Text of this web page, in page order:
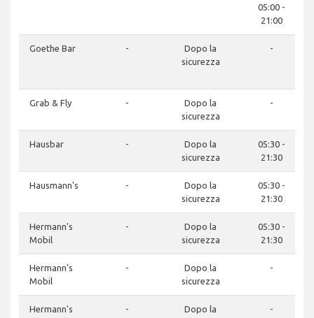
05:00 -
21:00
Goethe Bar -
Dopo la
sicurezza
-
Grab & Fly -
Dopo la
sicurezza
-
Hausbar -
Dopo la
sicurezza
05:30 -
21:30
Hausmann's -
Dopo la
sicurezza
05:30 -
21:30
Hermann's
Mobil
-
Dopo la
sicurezza
05:30 -
21:30
Hermann's
Mobil
-
Dopo la
sicurezza
-
Hermann's
-
Dopo la
-